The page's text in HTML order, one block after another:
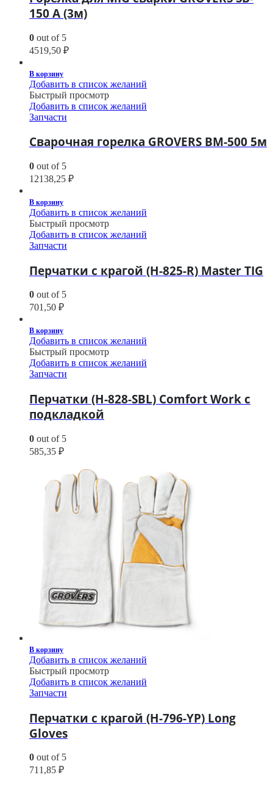
150 A (3м)
0 out of 5
4519,50 ₽
В корзину
Добавить в список желаний
Быстрый просмотр
Добавить в список желаний
Запчасти
Сварочная горелка GROVERS BM-500 5м
0 out of 5
12138,25 ₽
В корзину
Добавить в список желаний
Быстрый просмотр
Добавить в список желаний
Запчасти
Перчатки с крагой (H-825-R) Master TIG
0 out of 5
701,50 ₽
В корзину
Добавить в список желаний
Быстрый просмотр
Добавить в список желаний
Запчасти
Перчатки (H-828-SBL) Comfort Work с
подкладкой
0 out of 5
585,35 ₽
В корзину
Добавить в список желаний
Быстрый просмотр
Добавить в список желаний
Запчасти
Перчатки с крагой (H-796-YP) Long
Gloves
0 out of 5
711,85 ₽